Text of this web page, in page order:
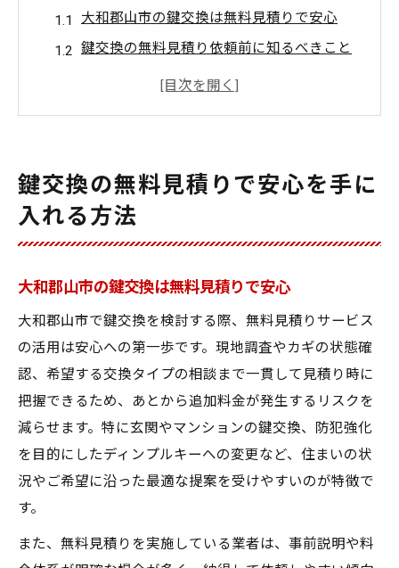
大和郡山市の鍵交換は無料見積りで安心
鍵交換の無料見積り依頼前に知るべきこと
見積もりで納得の大和郡山市鍵交換選び
大和郡山市で鍵トラブルに備える無料相談術
大和郡山市で鍵交換相談を無料で活用する
鍵交換の悩みは無料相談で解決できるのか
大和郡山市の鍵交換無料相談の具体的内容
とは
安心のための無料相談活用術と大和郡山市
鍵交換
鍵交換前の無料相談で失敗を防ぐ方法
防犯強化に鍵交換が役立つ理由とは
大和郡山市の鍵交換が防犯対策に最適な理
防犯重視で選ぶ大和郡山市の鍵交換サービ
鍵交換の無料見積りで安心を手に
入れる方法
大和郡山市の鍵交換は無料見積りで安心
大和郡山市で鍵交換を検討する際、無料見積りサービス
の活用は安心への第一歩です。現地調査やカギの状態確
認、希望する交換タイプの相談まで一貫して見積り時に
把握できるため、あとから追加料金が発生するリスクを
減らせます。特に玄関やマンションの鍵交換、防犯強化
を目的にしたディンプルキーへの変更など、住まいの状
況やご希望に沿った最適な提案を受けやすいのが特徴で
す。
また、無料見積りを実施している業者は、事前説明や料